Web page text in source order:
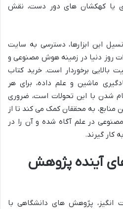
یا کهکشان های دور دست، نقش
این ابزارها، دسترسی به سایت
روز دنیا در زمینه هوش مصنوعی و
بالایی برخوردار است. خرید کتاب
ماشین و علم داده، برای هر
شدن با این تحولات است، ضروری
منابع، به محققان کمک می کند تا از
در علم آگاه شده و آن را در
کار گیرند.
آینده پژوهش
پژوهش های دانشگاهی با